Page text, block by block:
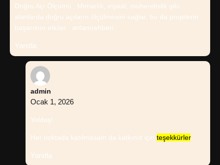
Doğru Açı Ölçümü : Mimarlık, inşaat, mühendislik gibi
alanlarda doğru açıların ölçülmesini sağlar, bu da projelerin
başarısını etkiler . anlamrehberi.
Yanıtla
admin
Ocak 1, 2026
Yoldaş!
Her noktada katılmasam da katkınız için teşekkürler.
Yanıtla